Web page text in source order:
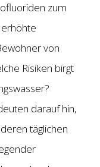
zum
von
Risiken birgt
darauf hin,
täglichen